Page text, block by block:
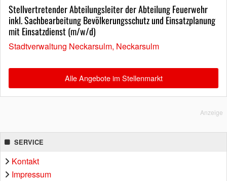
Stellvertretender Abteilungsleiter der Abteilung Feuerwehr
inkl. Sachbearbeitung Bevölkerungsschutz und Einsatzplanung
mit Einsatzdienst (m/w/d)
Stadtverwaltung Neckarsulm, Neckarsulm
Alle Angebote im Stellenmarkt
Anzeige
SERVICE
Kontakt
Impressum